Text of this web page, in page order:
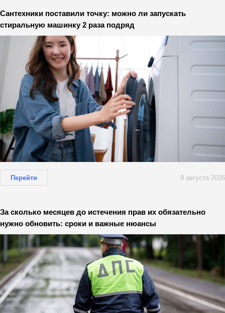
Сантехники поставили точку: можно ли запускать
стиральную машинку 2 раза подряд
Перейти 9 августа 2026
За сколько месяцев до истечения прав их обязательно
нужно обновить: сроки и важные нюансы